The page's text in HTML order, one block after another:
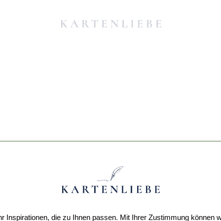
Inspirationen, die zu Ihnen passen. Mit Ihrer Zustimmung können